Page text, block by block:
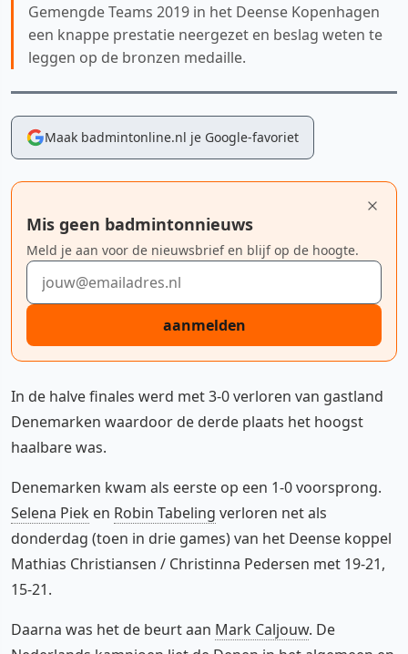
Gemengde Teams 2019 in het Deense Kopenhagen
een knappe prestatie neergezet en beslag weten te
leggen op de bronzen medaille.
Maak badmintonline.nl je Google-favoriet
Mis geen badmintonnieuws
Meld je aan voor de nieuwsbrief en blijf op de hoogte.
E-mailadres
aanmelden
In de halve finales werd met 3-0 verloren van gastland
Denemarken waardoor de derde plaats het hoogst
haalbare was.
Denemarken kwam als eerste op een 1-0 voorsprong.
Selena Piek en Robin Tabeling verloren net als
donderdag (toen in drie games) van het Deense koppel
Mathias Christiansen / Christinna Pedersen met 19-21,
15-21.
Daarna was het de beurt aan Mark Caljouw. De